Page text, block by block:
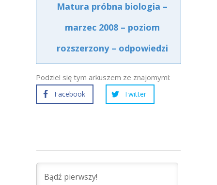
Matura próbna biologia –
marzec 2008 – poziom
rozszerzony – odpowiedzi
Podziel się tym arkuszem ze znajomymi:
Facebook Twitter